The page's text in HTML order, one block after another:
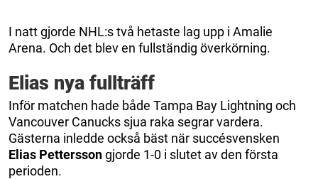
I natt gjorde NHL:s två hetaste lag upp i Amalie
Arena. Och det blev en fullständig överkörning.
Elias nya fullträff
Inför matchen hade både Tampa Bay Lightning och
Vancouver Canucks sjua raka segrar vardera.
Gästerna inledde också bäst när succésvensken
Elias Petterssongjorde 1-0 i slutet av den första
perioden.